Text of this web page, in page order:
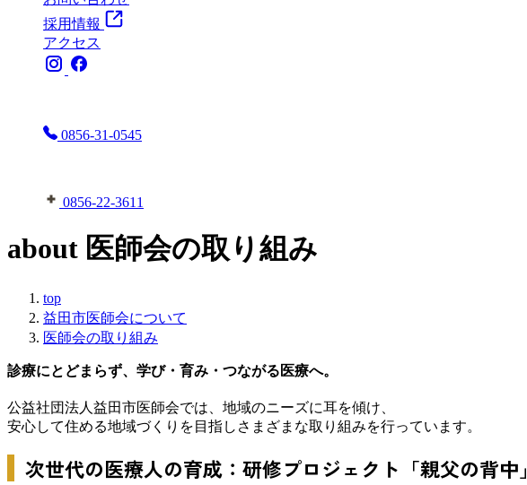
採用情報
アクセス
0856-31-0545
0856-22-3611
about 医師会の取り組み
top
益田市医師会について
医師会の取り組み
診療にとどまらず、学び・育み・つながる医療へ。
公益社団法人益田市医師会では、地域のニーズに耳を傾け、
安心して住める地域づくりを目指しさまざまな取り組みを行っています。
次世代の医療人の育成：研修プロジェクト「親父の背中」